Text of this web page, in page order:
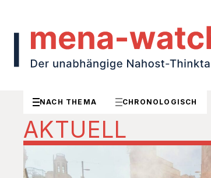
NACH THEMA CHRONOLOGISCH
AKTUELL